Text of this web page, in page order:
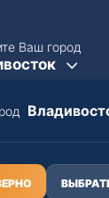
Ваш город